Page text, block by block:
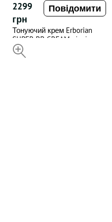
2299
грн
Повідомити
Тонуючий крем Erborian
SUPER BB CREAM відтінок
Nude 40 мл